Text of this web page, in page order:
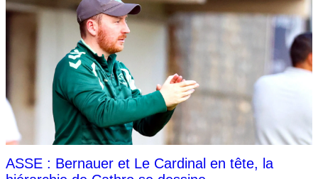
ASSE : Bernauer et Le Cardinal en tête, la